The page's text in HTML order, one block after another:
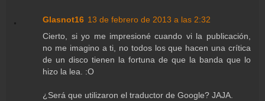
Glasnot16 13 de febrero de 2013 a las 2:32
Cierto, si yo me impresioné cuando vi la publicación,
no me imagino a ti, no todos los que hacen una crítica
de un disco tienen la fortuna de que la banda que lo
hizo la lea. :O
¿Será que utilizaron el traductor de Google? JAJA.